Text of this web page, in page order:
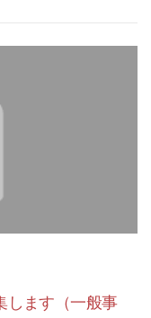
します（一般事